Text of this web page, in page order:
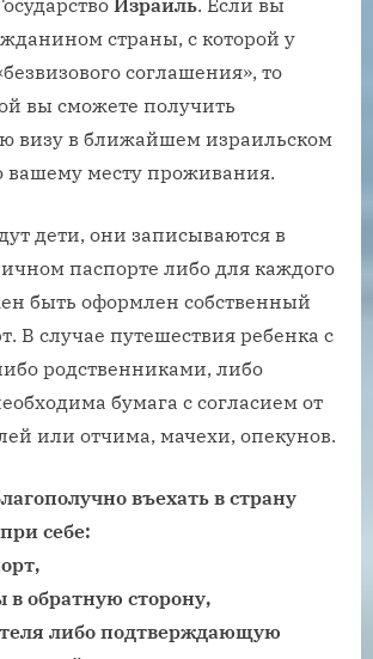
Израиль. Если вы
страны, с которой у
соглашения», то
вы сможете получить
визу в ближайшем израильском
вашему месту проживания.
дети, они записываются в
паспорте либо для каждого
быть оформлен собственный
В случае путешествия ребенка с
родственниками, либо
бумага с согласием от
или отчима, мачехи, опекунов.
въехать в страну
себе:
в обратную сторону,
либо подтверждающую